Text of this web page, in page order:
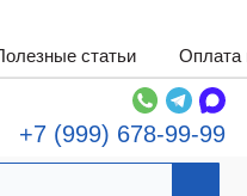
статьи Оплата
+7 (999) 678-99-99